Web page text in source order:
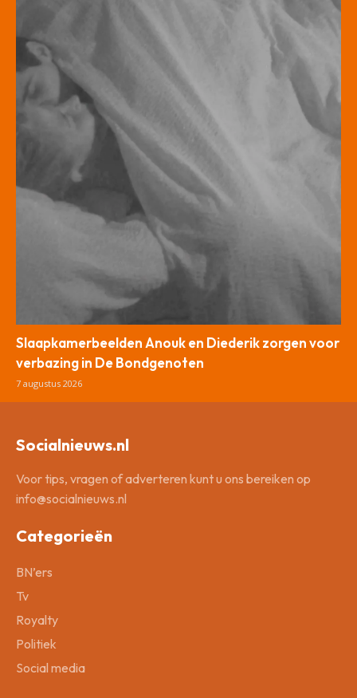
Slaapkamerbeelden Anouk en Diederik zorgen voor
verbazing in De Bondgenoten
7 augustus 2026
Socialnieuws.nl
Voor tips, vragen of adverteren kunt u ons bereiken op
info@socialnieuws.nl
Categorieën
BN’ers
Tv
Royalty
Politiek
Social media